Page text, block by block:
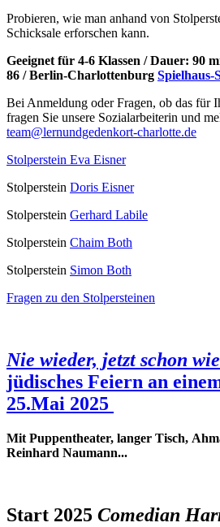
Probieren, wie man anhand von
Schicksale erforschen kann.
Geeignet für 4-6 Klassen / Dauer: 90
86 / Berlin-Charlottenburg Spielhaus-
Bei Anmeldung oder Fragen, ob das für
fragen Sie unsere Sozialarbeiterin und
team@lernundgedenkort-charlotte.de
Stolperstein Eva Eisner
Stolperstein Doris Eisner
Stolperstein Gerhard Labile
Stolperstein Chaim Both
Stolperstein Simon Both
Fragen zu den Stolpersteinen
Nie wieder, jetzt schon
jüdisches Feiern an
25.Mai 2025
Mit Puppentheater, langer Tisch,
Reinhard Naumann...
Start 2025 Comedian